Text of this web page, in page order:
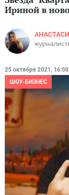
Ириной в
25 октября 2021, 16:50
ШОУ-БИЗНЕС